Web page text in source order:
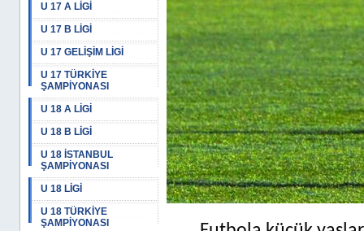
U 17 A LİGİ
U 17 B LİGİ
U 17 GELİŞİM LİGİ
U 17 TÜRKİYE
ŞAMPİYONASI
U 18 A LİGİ
U 18 B LİGİ
U 18 İSTANBUL
ŞAMPİYONASI
U 18 LİGİ
U 18 TÜRKİYE
ŞAMPİYONASI